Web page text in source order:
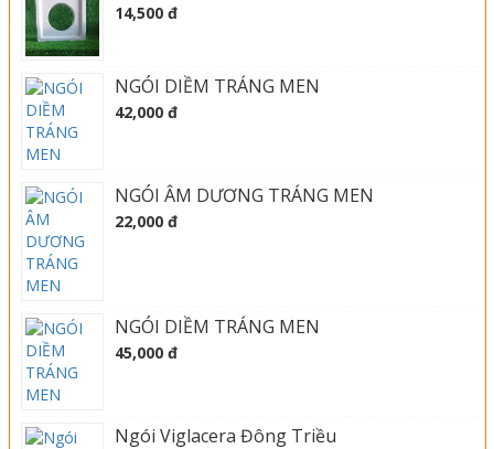
14,500 đ
NGÓI DIỀM TRÁNG MEN
42,000 đ
NGÓI ÂM DƯƠNG TRÁNG MEN
22,000 đ
NGÓI DIỀM TRÁNG MEN
45,000 đ
Ngói Viglacera Đông Triều